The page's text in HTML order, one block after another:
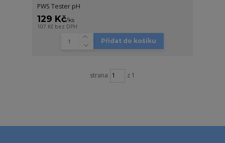
PWS Tester pH
129 Kč/ks
107 Kč bez DPH
Přidat do košíku
strana z 1